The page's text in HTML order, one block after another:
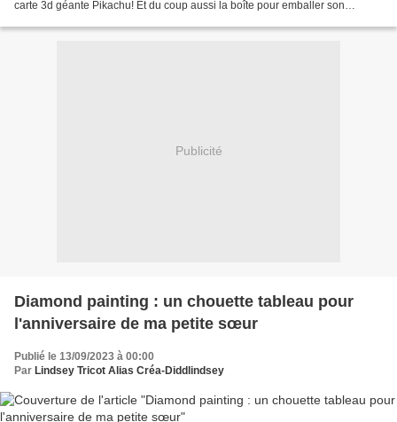
carte 3d géante Pikachu! Et du coup aussi la boîte pour emballer son
Publicité
Diamond painting : un chouette tableau pour
l'anniversaire de ma petite sœur
Publié le 13/09/2023 à 00:00
Par Lindsey Tricot Alias Créa-Diddlindsey